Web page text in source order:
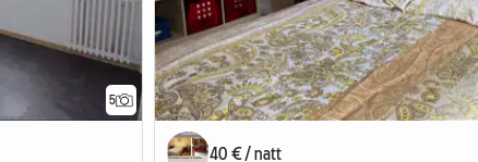
5
40 € / natt